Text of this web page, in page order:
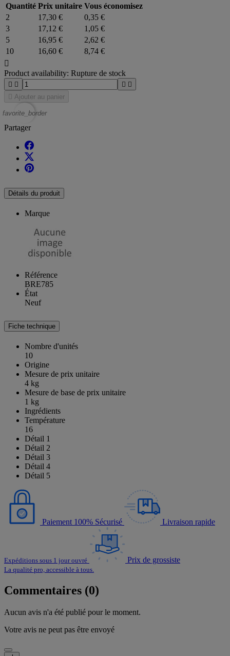
Quantité Prix unitaire Vous économisez
2
17,30 €
0,35 €
3
17,12 €
1,05 €
5
16,95 €
2,62 €
10
16,60 €
8,74 €

Product availability: Rupture de stock
   
Ajouter au panier
favorite_border
Partager
Détails du produit
Marque
Référence
BRE785
État
Neuf
Fiche technique
Nombre d'unités
10
Origine
Mesure de prix unitaire
4 kg
Mesure de base de prix unitaire
1 kg
Ingrédients
Température
16
Détail 1
Détail 2
Détail 3
Détail 4
Détail 5
Paiement 100% Sécurisé Livraison rapide
Expéditions sous 1 jour ouvré Prix de grossiste
La qualité pro, accessible à tous.
Commentaires (0)
Aucun avis n'a été publié pour le moment.
Votre avis ne peut pas être envoyé